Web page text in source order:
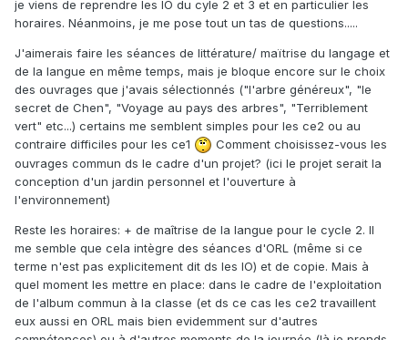
je viens de reprendre les IO du cyle 2 et 3 et en particulier les
horaires. Néanmoins, je me pose tout un tas de questions.....
J'aimerais faire les séances de littérature/ maïtrise du langage et
de la langue en même temps, mais je bloque encore sur le choix
des ouvrages que j'avais sélectionnés ("l'arbre généreux", "le
secret de Chen", "Voyage au pays des arbres", "Terriblement
vert" etc...) certains me semblent simples pour les ce2 ou au
contraire difficiles pour les ce1
Comment choisissez-vous les
ouvrages commun ds le cadre d'un projet? (ici le projet serait la
conception d'un jardin personnel et l'ouverture à
l'environnement)
Reste les horaires: + de maîtrise de la langue pour le cycle 2. Il
me semble que cela intègre des séances d'ORL (même si ce
terme n'est pas explicitement dit ds les IO) et de copie. Mais à
quel moment les mettre en place: dans le cadre de l'exploitation
de l'album commun à la classe (et ds ce cas les ce2 travaillent
eux aussi en ORL mais bien evidemment sur d'autres